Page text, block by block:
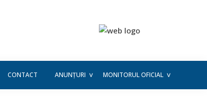
CONTACT ANUNȚURI MONITORUL OFICIAL